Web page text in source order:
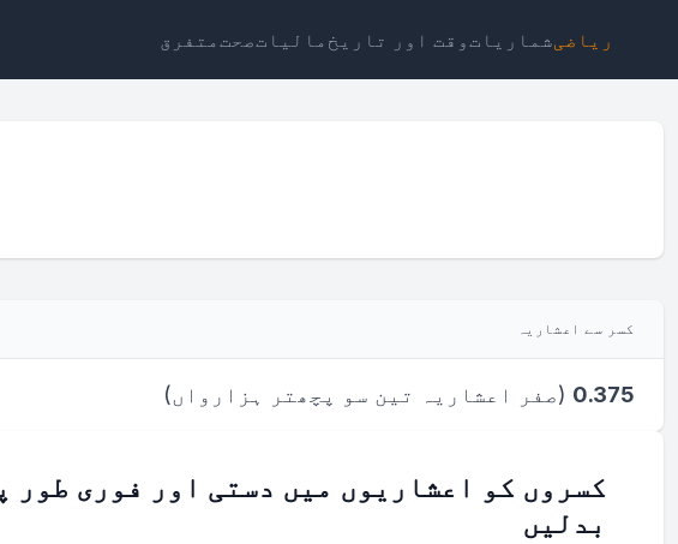
ریاضیشماریاتوقت اور تاریخ مالیاتصحتمتفرق
پیش منظر کسر سے اعشاریہ کیلکولیٹر — Calculator.io
کسر سے اعشاریہ
0.375
(صفر اعشاریہ تین سو پچھتر ہزارواں)
کسروں کو اعشاریوں میں دستی اور فوری طور
بدلیں